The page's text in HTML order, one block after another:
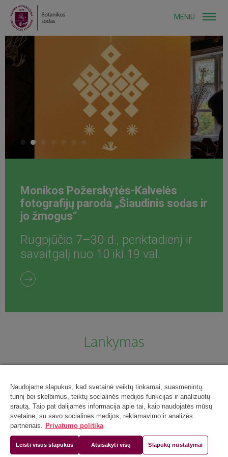
MENIU
Monikos Požerskytės-Kalvelės
fotografijų paroda „Šiaudinis sodas ir
jo žmogus“
Rugpjūčio 7–30 d., penktadienį ir
savaitgalį nuo 10 iki 19 val.
Lankymas
Naudojame slapukus, kad svetainė veiktų tinkamai, suasmenintų
turinį bei skelbimus, teiktų socialinės medijos funkcijas ir analizuotų
srautą. Taip pat dalijamės informacija apie tai, kaip naudojatės mūsų
svetaine, su savo socialinės medijos, reklamavimo ir analizės
partneriais. Privatumo politika
Leisti visus slapukus Atsisakyti visų Slapukų nustatymai